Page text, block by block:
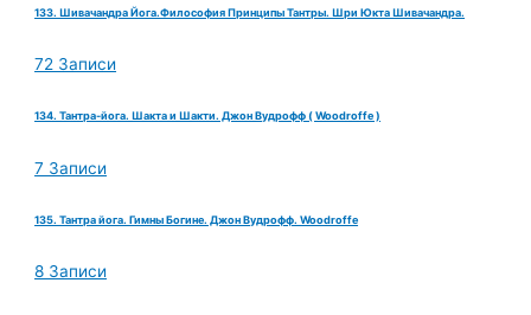
133. Шивачандра Йога.Философия Принципы Тантры. Шри Юкта Шивачандра.
72 Записи
134. Тантра-йога. Шакта и Шакти. Джон Вудрофф ( Woodroffe )
7 Записи
135. Тантра йога. Гимны Богине. Джон Вудрофф. Woodroffe
8 Записи